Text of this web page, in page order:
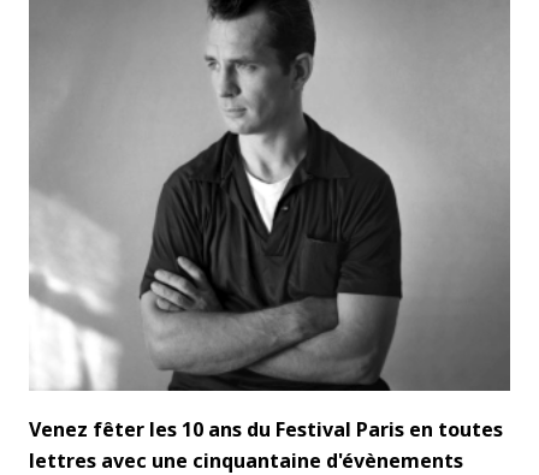
Venez fêter les 10 ans du Festival Paris en toutes
lettres avec une cinquantaine d'évènements